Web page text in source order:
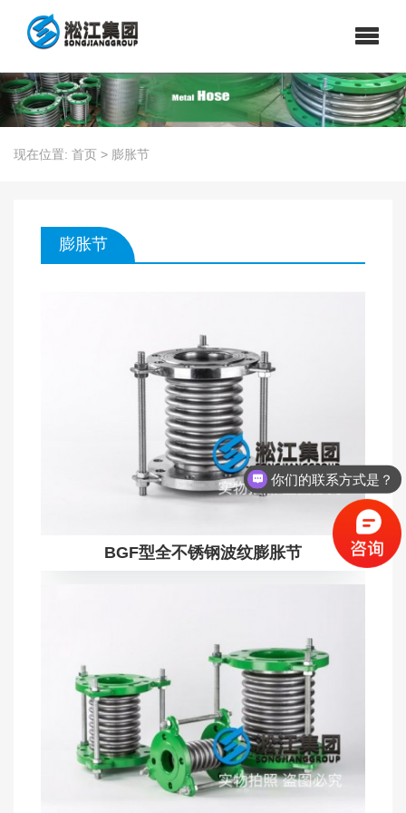
现在位置: 首页 > 膨胀节
膨胀节
BGF型全不锈钢波纹膨胀节
你们的联系方式是？